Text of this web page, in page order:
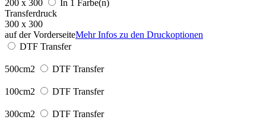
200 x 300
In 1 Farbe(n)
Transferdruck
300 x 300
auf der VorderseiteMehr Infos zu den Druckoptionen
DTF Transfer
500cm2 DTF Transfer
100cm2 DTF Transfer
300cm2 DTF Transfer